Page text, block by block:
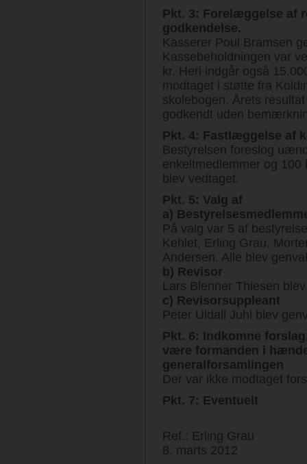
Pkt. 3: Forelæggelse af
godkendelse.
Kasserer Poul Bramsen
Kassebeholdningen var
kr. Heri indgår også
modtaget i støtte fra
skolebogen. Årets
godkendt uden
Pkt. 4: Fastlæggelse af
Bestyrelsen foreslog
enkeltmedlemmer og
blev vedtaget.
Pkt. 5: Valg af
a)
På valg var 5 af
Kehlet, Erling Grau,
Andersen. Alle blev
b) Revisor
Lars Blenner Thiesen
c) Revisorsuppleant
Peter Uldall Juhl blev
Pkt. 6: Indkomne
være formanden i
generalforsamlingen
Der var ikke modtaget
Pkt. 7: Eventuelt
Ref.: Erling Grau
8. marts 2012